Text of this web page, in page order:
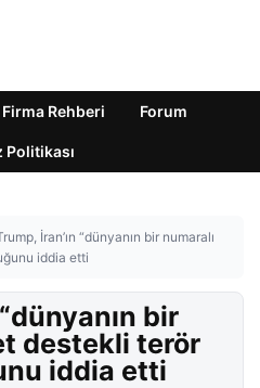
Firma Rehberi Forum
Politikası
İran’ın “dünyanın bir numaralı
iddia etti
bir
destekli terör
iddia etti